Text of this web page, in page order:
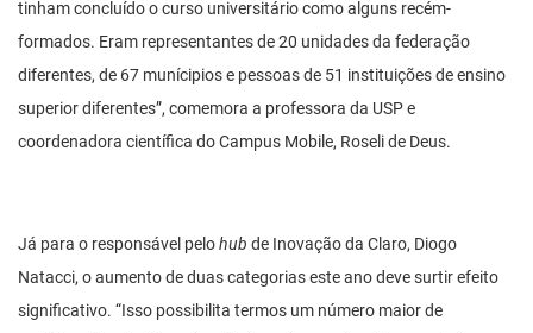
tinham concluído o curso universitário como alguns recém-
formados. Eram representantes de 20 unidades da federação
diferentes, de 67 munícipios e pessoas de 51 instituições de ensino
superior diferentes”, comemora a professora da USP e
coordenadora científica do Campus Mobile, Roseli de Deus.
Já para o responsável pelohub de Inovação da Claro, Diogo
Natacci, o aumento de duas categorias este ano deve surtir efeito
significativo. “Isso possibilita termos um número maior de